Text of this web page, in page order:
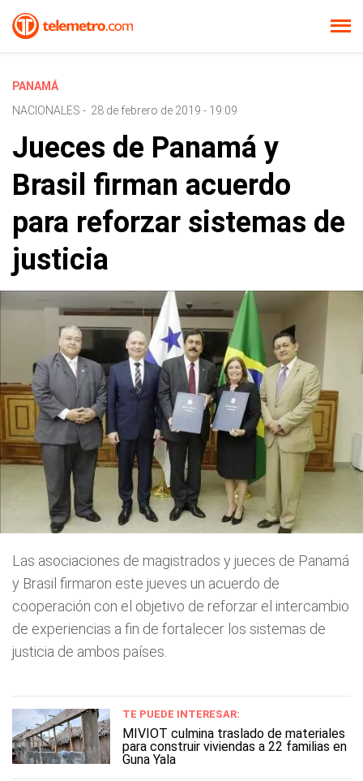
PANAMÁ
NACIONALES - 28 de febrero de 2019 - 19:09
Jueces de Panamá y
Brasil firman acuerdo
para reforzar sistemas de
justicia
Las asociaciones de magistrados y jueces de Panamá
y Brasil firmaron este jueves un acuerdo de
cooperación con el objetivo de reforzar el intercambio
de experiencias a fin de fortalecer los sistemas de
justicia de ambos países.
TE PUEDE INTERESAR:
MIVIOT culmina traslado de materiales
para construir viviendas a 22 familias en
Guna Yala